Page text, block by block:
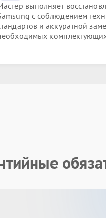
выполняет
с соблюдением
и аккуратной